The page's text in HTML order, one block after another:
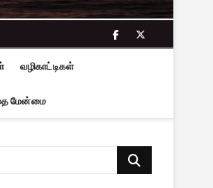
facebook
twitter
வழிகாட்டிகள்
மேன்மை
Search